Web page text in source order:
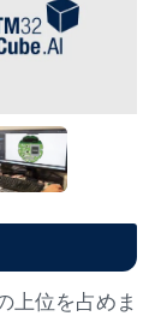
上位を占めま